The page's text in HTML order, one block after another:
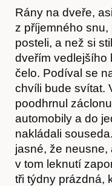
Rány na dveře,
z příjemného
posteli, a než si
dveřím vedlejšího
čelo. Podíval se
chvíli bude svítat.
poodhrnul
automobily a do
nakládali
jasné, že neusne,
v tom leknutí
tři týdny prázdná,